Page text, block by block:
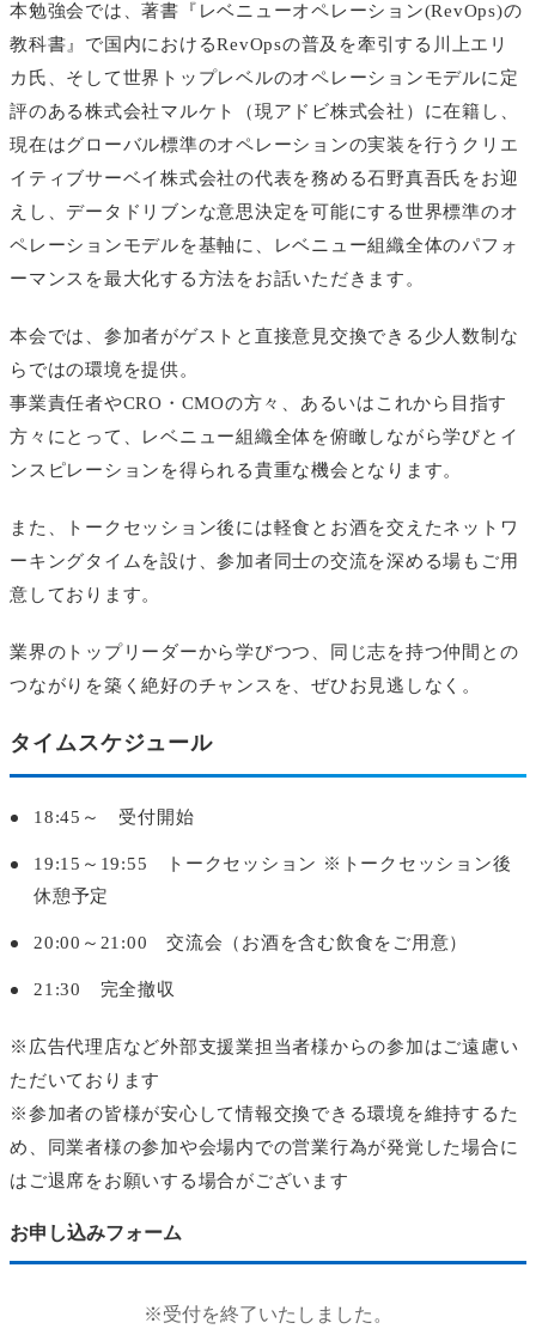
本勉強会では、著書『レベニューオペレーション(RevOps)の
教科書』で国内におけるRevOpsの普及を牽引する川上エリ
カ氏、そして世界トップレベルのオペレーションモデルに定
評のある株式会社マルケト（現アドビ株式会社）に在籍し、
現在はグローバル標準のオペレーションの実装を行うクリエ
イティブサーベイ株式会社の代表を務める石野真吾氏をお迎
えし、データドリブンな意思決定を可能にする世界標準のオ
ペレーションモデルを基軸に、レベニュー組織全体のパフォ
ーマンスを最大化する方法をお話いただきます。
本会では、参加者がゲストと直接意見交換できる少人数制な
らではの環境を提供。
事業責任者やCRO・CMOの方々、あるいはこれから目指す
方々にとって、レベニュー組織全体を俯瞰しながら学びとイ
ンスピレーションを得られる貴重な機会となります。
また、トークセッション後には軽食とお酒を交えたネットワ
ーキングタイムを設け、参加者同士の交流を深める場もご用
意しております。
業界のトップリーダーから学びつつ、同じ志を持つ仲間との
つながりを築く絶好のチャンスを、ぜひお見逃しなく。
タイムスケジュール
18:45～ 受付開始
19:15～19:55 トークセッション ※トークセッション後
休憩予定
20:00～21:00 交流会（お酒を含む飲食をご用意）
21:30 完全撤収
※広告代理店など外部支援業担当者様からの参加はご遠慮い
ただいております
※参加者の皆様が安心して情報交換できる環境を維持するた
め、同業者様の参加や会場内での営業行為が発覚した場合に
はご退席をお願いする場合がございます
お申し込みフォーム
※受付を終了いたしました。